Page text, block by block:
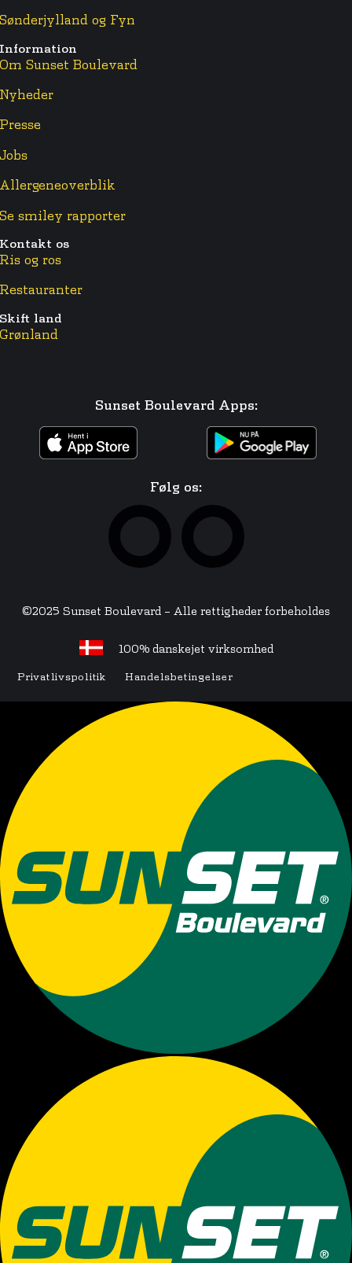
og Fyn
Sunset Boulevard
smiley rapporter
os
og ros
land
Sunset Boulevard Apps:
Følg os:
©2025 Sunset Boulevard – Alle rettigheder forbeholdes
100% danskejet virksomhed
Privatlivspolitik Handelsbetingelser